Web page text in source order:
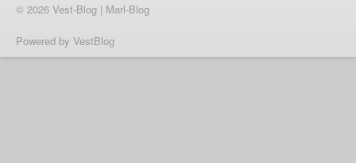
© 2026 Vest-Blog | Marl-Blog
Powered by VestBlog